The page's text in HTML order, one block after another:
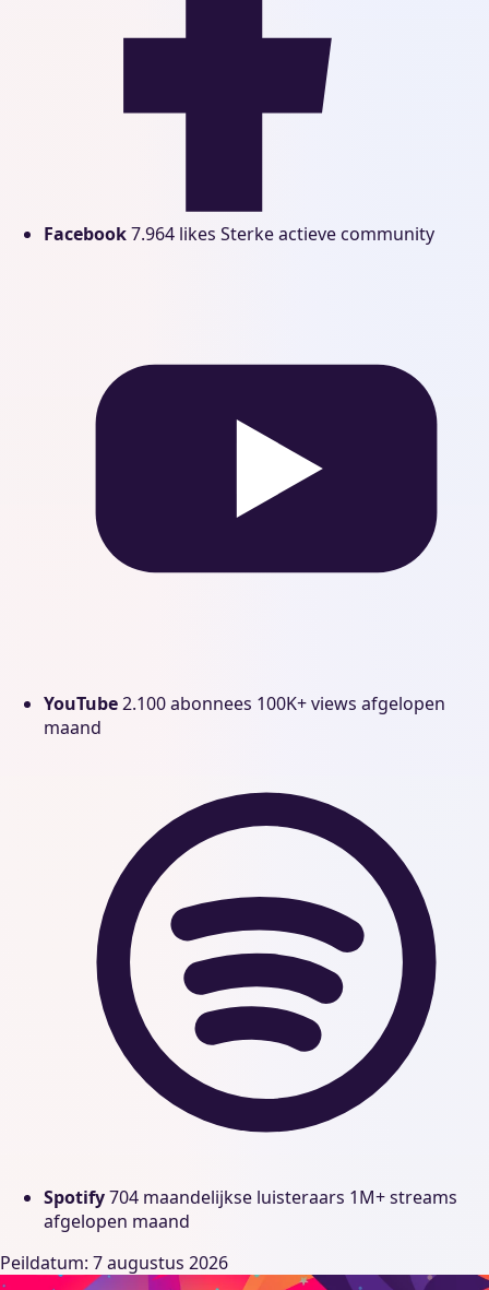
Facebook7.964 likes Sterke actieve community
YouTube2.100 abonnees 100K+ views afgelopen
maand
Spotify704 maandelijkse luisteraars 1M+ streams
afgelopen maand
Peildatum: 7 augustus 2026